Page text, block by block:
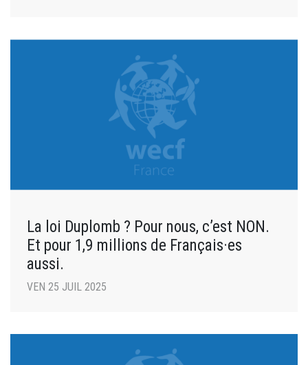
La loi Duplomb ? Pour nous, c’est NON.
Et pour 1,9 millions de Français·es
aussi.
VEN 25 JUIL 2025